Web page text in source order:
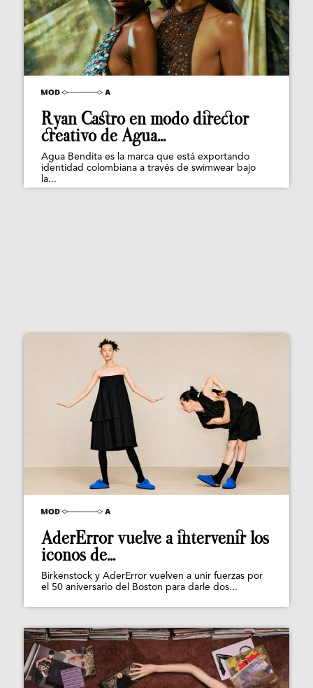
Ryan Castro en modo director
creativo de Agua...
Agua Bendita es la marca que está exportando
identidad colombiana a través de swimwear bajo
la...
AderError vuelve a intervenir los
iconos de...
Birkenstock y AderError vuelven a unir fuerzas por
el 50 aniversario del Boston para darle dos...